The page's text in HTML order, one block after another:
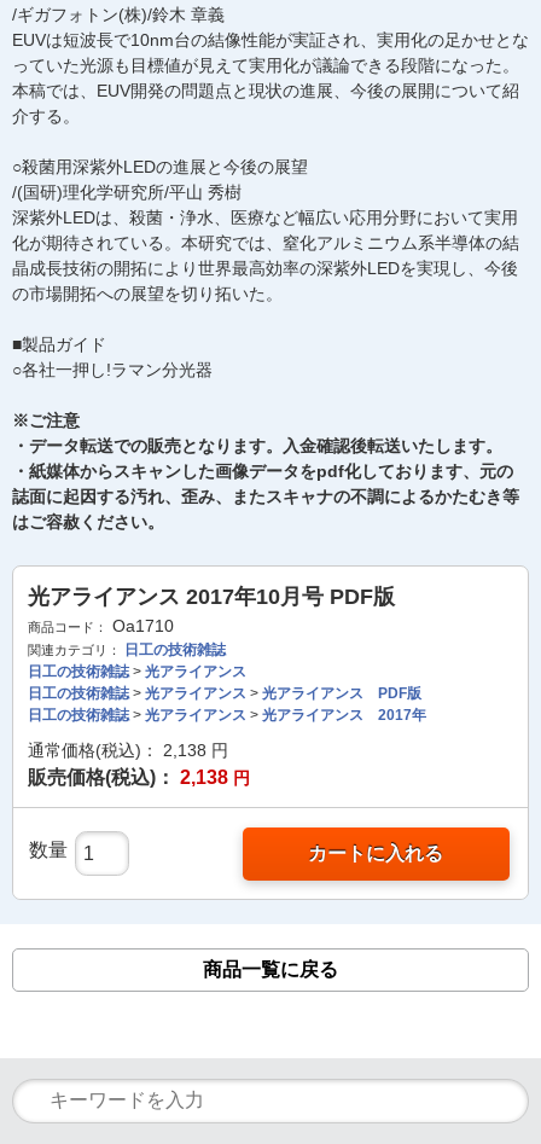
/ギガフォトン(株)/鈴木 章義
EUVは短波長で10nm台の結像性能が実証され、実用化の足かせとな
っていた光源も目標値が見えて実用化が議論できる段階になった。
本稿では、EUV開発の問題点と現状の進展、今後の展開について紹
介する。
○殺菌用深紫外LEDの進展と今後の展望
/(国研)理化学研究所/平山 秀樹
深紫外LEDは、殺菌・浄水、医療など幅広い応用分野において実用
化が期待されている。本研究では、窒化アルミニウム系半導体の結
晶成長技術の開拓により世界最高効率の深紫外LEDを実現し、今後
の市場開拓への展望を切り拓いた。
■製品ガイド
○各社一押し!ラマン分光器
※ご注意
・データ転送での販売となります。入金確認後転送いたします。
・紙媒体からスキャンした画像データをpdf化しております、元の
誌面に起因する汚れ、歪み、またスキャナの不調によるかたむき等
はご容赦ください。
光アライアンス 2017年10月号 PDF版
商品コード： Oa1710
関連カテゴリ：
日工の技術雑誌
日工の技術雑誌> 光アライアンス
日工の技術雑誌> 光アライアンス > 光アライアンス PDF版
日工の技術雑誌> 光アライアンス > 光アライアンス 2017年
通常価格(税込)： 2,138 円
販売価格(税込)： 2,138 円
数量 カートに入れる
商品一覧に戻る